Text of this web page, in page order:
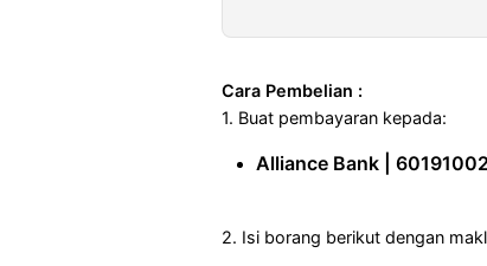
Cara Pembelian :
1. Buat pembayaran kepada:
Alliance Bank |
2. Isi borang berikut dengan